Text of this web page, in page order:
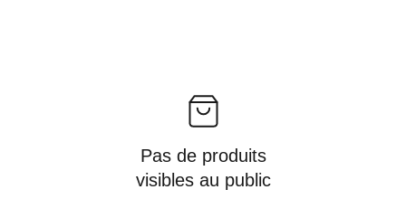
Pas de produits
visibles au public